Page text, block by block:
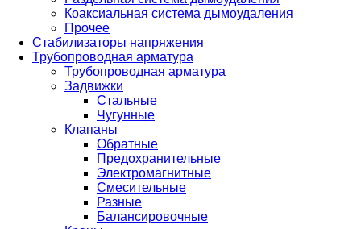
Коаксиальная система дымоудаления
Прочее
Стабилизаторы напряжения
Трубопроводная арматура
Трубопроводная арматура
Задвижки
Стальные
Чугунные
Клапаны
Обратные
Предохранительные
Электромагнитные
Смесительные
Разные
Балансировочные